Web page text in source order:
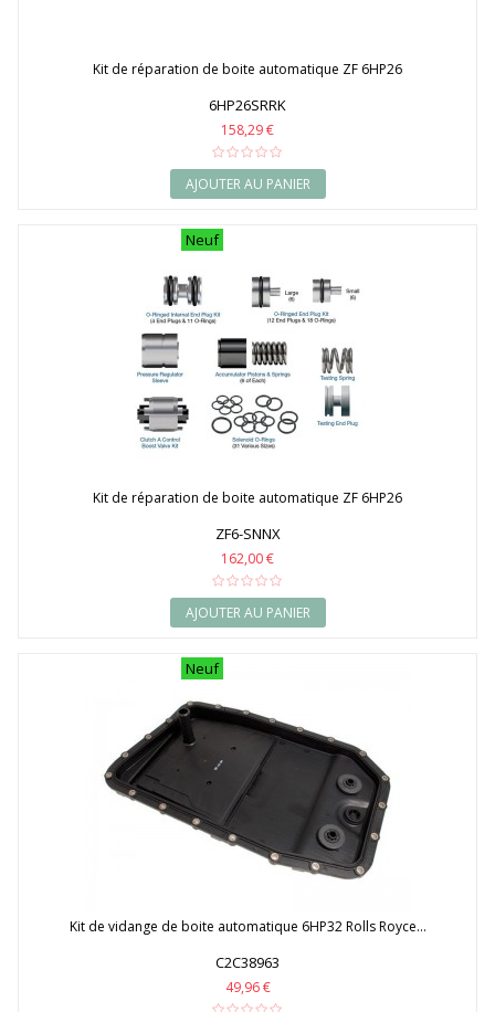
Kit de réparation de boite automatique ZF 6HP26
6HP26SRRK
158,29 €
AJOUTER AU PANIER
Neuf
Kit de réparation de boite automatique ZF 6HP26
ZF6-SNNX
162,00 €
AJOUTER AU PANIER
Neuf
Kit de vidange de boite automatique 6HP32 Rolls Royce...
C2C38963
49,96 €